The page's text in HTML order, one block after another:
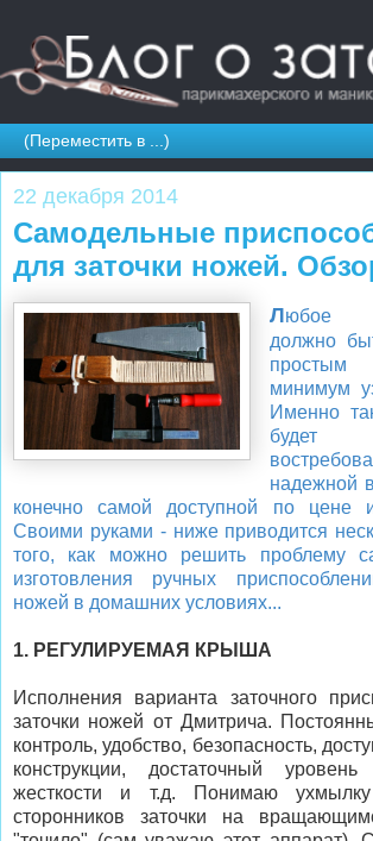
22 декабря 2014
Самодельные
для заточки ножей.
Любое
должно
простым
минимум
Именно
надежной
конечно самой доступной по цене
Своими руками - ниже приводится
того, как можно решить проблему
изготовления ручных
ножей в домашних условиях...
1. РЕГУЛИРУЕМАЯ КРЫША
Исполнения варианта заточного
заточки ножей от Дмитрича.
контроль, удобство, безопасность,
конструкции, достаточный
жесткости и т.д. Понимаю
сторонников заточки на